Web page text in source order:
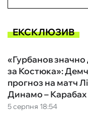
ЕКСКЛЮЗИВ
5 серпня 18:54
«Гурбанов значно
за Костюка»:
прогноз на матч
Динамо – Карабах